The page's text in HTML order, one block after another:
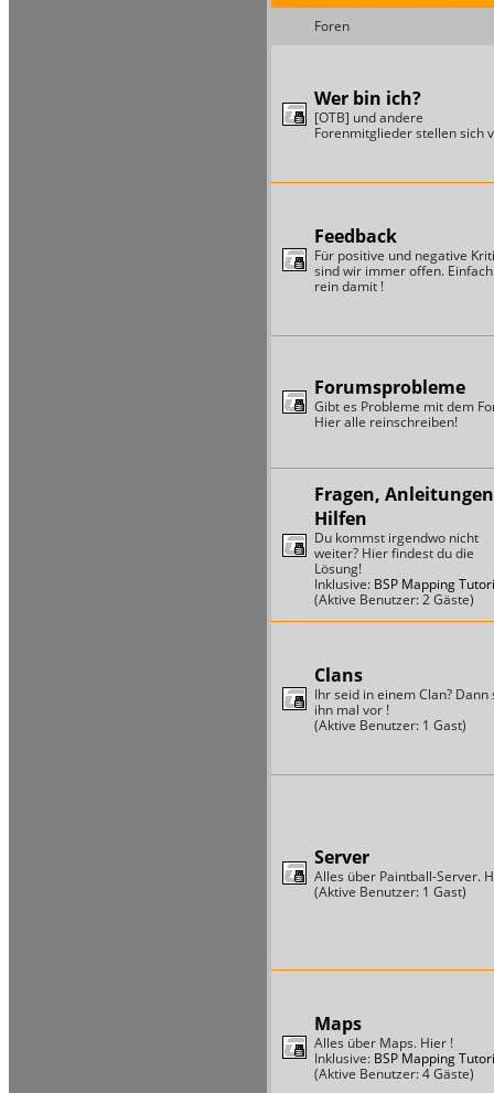
Foren
Wer bin ich?
[OTB] und andere
Forenmitglieder stellen sich
Feedback
Für positive und negative
sind wir immer offen.
rein damit !
Forumsprobleme
Gibt es Probleme mit dem
Hier alle reinschreiben!
Fragen,
Hilfen
Du kommst irgendwo nicht
weiter? Hier findest du die
Lösung!
Inklusive: BSP Mapping
(Aktive Benutzer: 2 Gäste)
Clans
Ihr seid in einem Clan? Dann
ihn mal vor !
(Aktive Benutzer: 1 Gast)
Server
Alles über Paintball-Server.
(Aktive Benutzer: 1 Gast)
Maps
Alles über Maps. Hier !
Inklusive: BSP Mapping
(Aktive Benutzer: 4 Gäste)